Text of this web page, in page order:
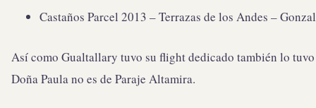
Castaños Parcel 2013 – Terrazas de los Andes –
Así como Gualtallary tuvo su flight dedicado también lo
Doña Paula no es de Paraje Altamira.